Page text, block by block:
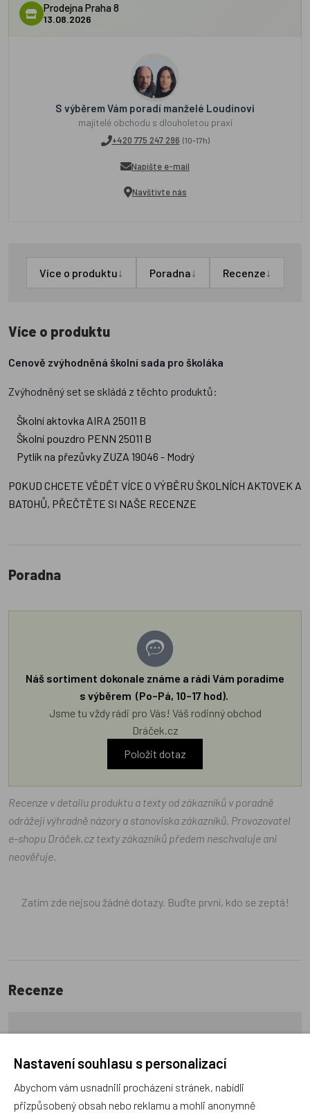
Prodejna Praha 8
13.08.2026
S výběrem Vám poradí manželé Loudínovi
majitelé obchodu s dlouholetou praxí
+420 775 247 296 (10-17h)
Napište e-mail
Navštivte nás
Více o produktu↓ Poradna↓ Recenze↓
Více o produktu
Cenově zvýhodněná školní sada pro školáka
Zvýhodněný set se skládá z těchto produktů:
Školní aktovka AIRA 25011 B
Školní pouzdro PENN 25011 B
Pytlík na přezůvky ZUZA 19046 - Modrý
POKUD CHCETE VĚDĚT VÍCE O VÝBĚRU ŠKOLNÍCH AKTOVEK A
BATOHŮ, PŘEČTĚTE SI NAŠE RECENZE
Poradna
Náš sortiment dokonale známe a rádi Vám poradíme
s výběrem (Po–Pá, 10–17 hod).
Jsme tu vždy rádi pro Vás! Váš rodinný obchod
Dráček.cz
Položit dotaz
Recenze v detailu produktu a texty od zákazníků v poradně
odrážejí výhradně názory a stanoviska zákazníků. Provozovatel
e-shopu Dráček.cz texty zákazníků předem neschvaluje ani
neověřuje.
Zatím zde nejsou žádné dotazy. Buďte první, kdo se zeptá!
Recenze
Produkt zatím nemá žádné hodnocení,buďte první, kdo
Přidat hodnocení
Nastavení souhlasu s personalizací
Abychom vám usnadnili procházení stránek, nabídli
přizpůsobený obsah nebo reklamu a mohli anonymně